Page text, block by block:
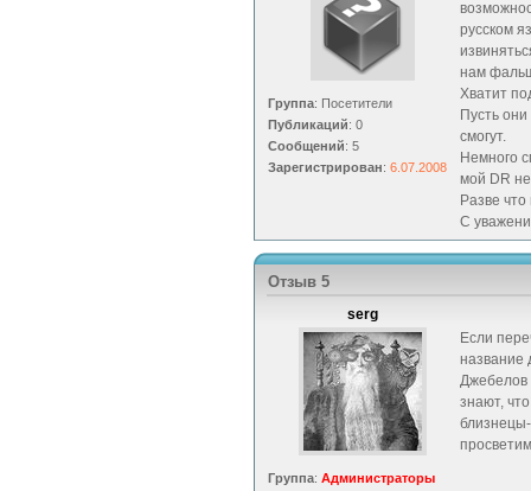
Группа: Посетители
Публикаций: 0
Сообщений: 5
Зарегистрирован: 6.07.2008
русском
нам
Хватит
Пусть
смогут.
Немного
мой DR
Разве
С
Отзыв 5
serg
Группа: Администраторы
Если
название
Джебелов
знают,